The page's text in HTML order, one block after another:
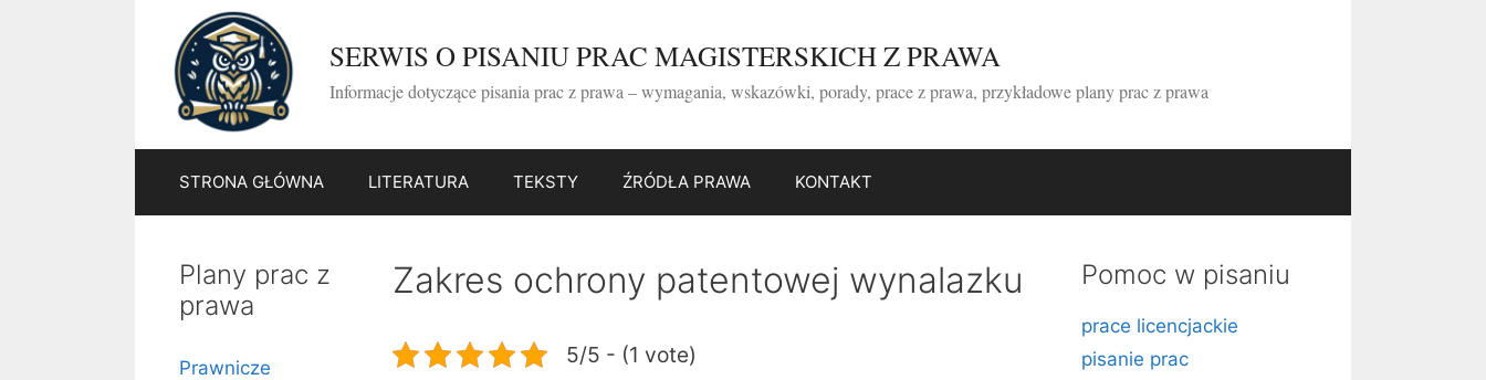
SERWIS O PISANIU PRAC MAGISTERSKICH Z PRAWA
Informacje dotyczące pisania prac z prawa – wymagania, wskazówki, porady, prace z prawa, przykładowe plany prac z prawa
STRONA GŁÓWNA LITERATURA TEKSTY ŹRÓDŁA PRAWA KONTAKT
Zakres ochrony patentowej wynalazku
5/5 - (1 vote)
Plany prac z
prawa
Prawnicze
Pomoc w pisaniu
prace licencjackie
pisanie prac